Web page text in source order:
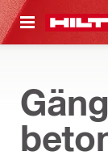
GÅ TILL